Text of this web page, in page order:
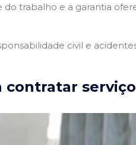
trabalho e a garantia
civil e
contratar